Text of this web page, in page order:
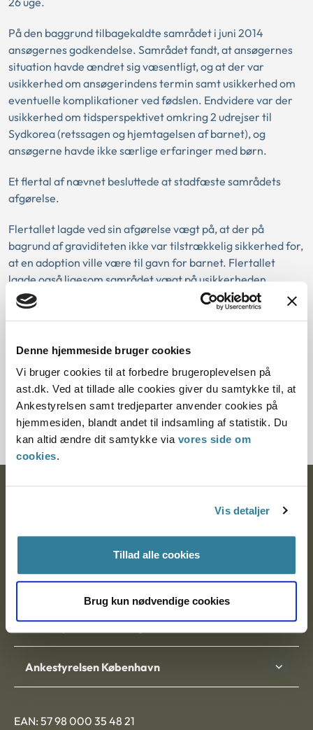
Denne hjemmeside bruger cookies
Vi bruger cookies til at forbedre brugeroplevelsen på
ast.dk. Ved at tillade alle cookies giver du samtykke til, at
Ankestyrelsen samt tredjeparter anvender cookies på
hjemmesiden, blandt andet til indsamling af statistik. Du
kan altid ændre dit samtykke via vores side om
cookies.
Vis detaljer
Tillad alle cookies
Brug kun nødvendige cookies
På den baggrund tilbagekaldte samrådet i juni 2014
ansøgernes godkendelse. Samrådet fandt, at ansøgernes
situation havde ændret sig væsentligt, og at der var
usikkerhed om ansøgerindens termin samt usikkerhed om
eventuelle komplikationer ved fødslen. Endvidere var der
usikkerhed om tidsperspektivet omkring 2 udrejser til
Sydkorea (retssagen og hjemtagelsen af barnet), og
ansøgerne havde ikke særlige erfaringer med børn.
Et flertal af nævnet besluttede at stadfæste samrådets
afgørelse.
Flertallet lagde ved sin afgørelse vægt på, at der på
bagrund af graviditeten ikke var tilstrækkelig sikkerhed for,
at en adoption ville være til gavn for barnet. Flertallet
lagde også ligesom samrådet vægt på usikkerheden
omkring tidsperspektivet i forhold til retssagen og
hjemtagelsen af barnet fra Sydkorea. Endvidere lagde
sikkerhed at vurdere, hvilken betydning det at få et barn
ressourcer som helhed og i forhold til et adoptivbarn.
Et mindretal fandt, at ansøgerne havde de fornødne
ressourcer til at kunne hjemtage barnet fra Sydkorea.
9000 Aalborg
Ankestyrelsen Aalborg
Ankestyrelsen København
EAN: 57 98 000 35 48 21